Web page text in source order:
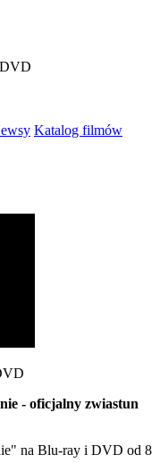
Katalog filmów
- oficjalny zwiastun
na Blu-ray i DVD od 8